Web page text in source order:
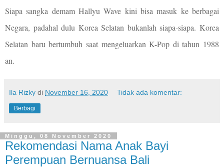
Siapa sangka demam Hallyu Wave kini bisa masuk ke berbagai
Negara, padahal dulu Korea Selatan bukanlah siapa-siapa. Korea
Selatan baru bertumbuh saat mengeluarkan K-Pop di tahun 1988
an.
Ila Rizky di November 16, 2020 Tidak ada komentar:
Berbagi
Minggu, 08 November 2020
Rekomendasi Nama Anak Bayi
Perempuan Bernuansa Bali